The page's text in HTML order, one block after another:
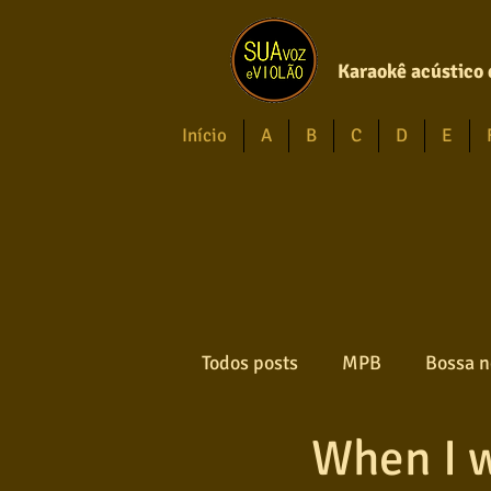
Karaokê acústico
Início A B C D E
Todos posts MPB Bossa
Gospel Axé
When I